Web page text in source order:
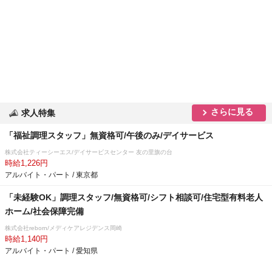
求人特集 さらに見る
「福祉調理スタッフ」無資格可/午後のみ/デイサービス
株式会社ティーシーエス/デイサービスセンター 友の里旗の台
時給1,226円
アルバイト・パート / 東京都
「未経験OK」調理スタッフ/無資格可/シフト相談可/住宅型有料老人
ホーム/社会保障完備
株式会社reborn/メディケアレジデンス岡崎
時給1,140円
アルバイト・パート / 愛知県